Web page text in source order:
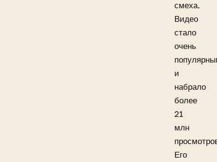
смеха.
Видео
стало
очень
и
набрало
более
21
млн
Его